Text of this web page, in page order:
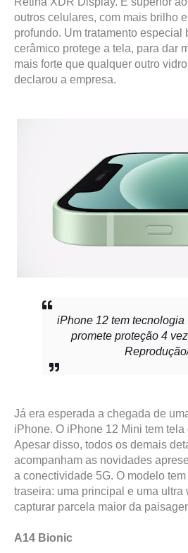
outros celulares, com mais brilho
profundo. Um tratamento especial
cerâmico protege a tela, para dar
mais forte que qualquer outro
declarou a empresa.
iPhone 12 tem
promete proteção 4
Já era esperada a chegada de
iPhone. O iPhone 12 Mini tem
Apesar disso, todos os demais
acompanham as novidades
a conectividade 5G. O modelo
traseira: uma principal e uma ultra
capturar parcela maior da
A14 Bionic